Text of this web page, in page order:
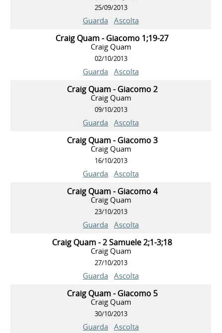
25/09/2013
Guarda Ascolta
Craig Quam - Giacomo 1;19-27
Craig Quam
02/10/2013
Guarda Ascolta
Craig Quam - Giacomo 2
Craig Quam
09/10/2013
Guarda Ascolta
Craig Quam - Giacomo 3
Craig Quam
16/10/2013
Guarda Ascolta
Craig Quam - Giacomo 4
Craig Quam
23/10/2013
Guarda Ascolta
Craig Quam - 2 Samuele 2;1-3;18
Craig Quam
27/10/2013
Guarda Ascolta
Craig Quam - Giacomo 5
Craig Quam
30/10/2013
Guarda Ascolta